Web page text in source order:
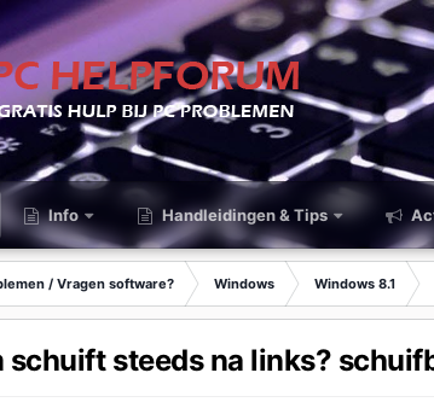
Info Handleidingen & Tips
/ Vragen software? Windows Windows 8.1
schuift steeds na links?